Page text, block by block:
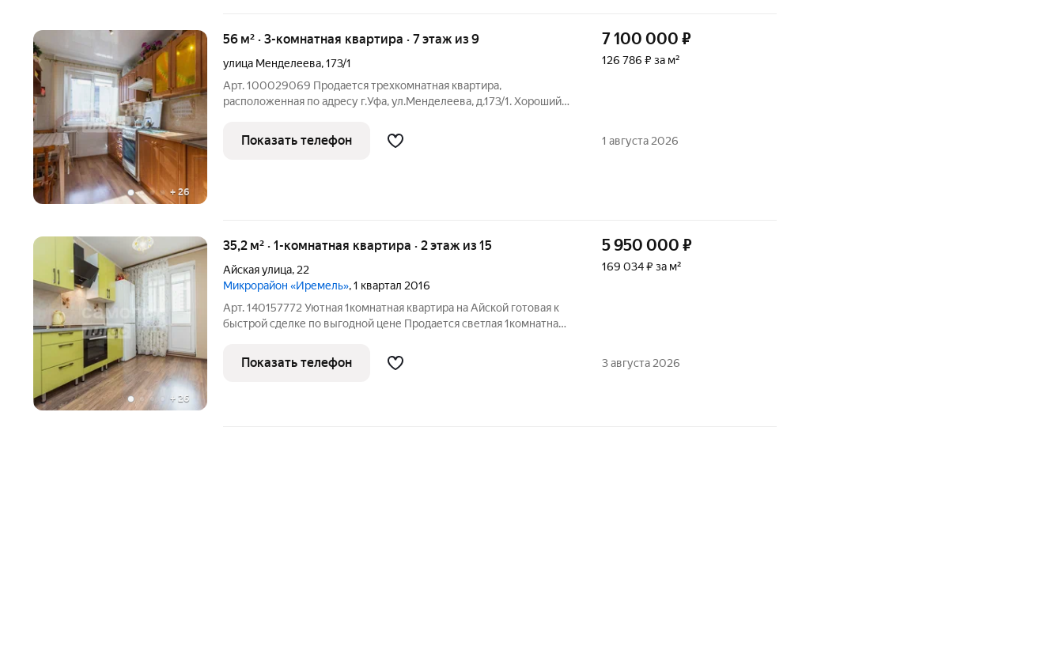
+ 26
56 м² · 3-комнатная квартира · 7 этаж из 9
улица Менделеева,173/1
Арт. 100029069 Продается трехкомнатная квартира,
расположенная по адресу г.Уфа, ул.Менделеева, д.173/1. Хороший
район, в шаговой доступности торговые центры Аркада и Чайка,
аптеки,
7 100 000 ₽
126 786 ₽ за м²
Показать телефон 1 августа 2026
+ 26
35,2 м² · 1-комнатная квартира · 2 этаж из 15
Айская улица, 22
Микрорайон «Иремель», 1 квартал 2016
Арт. 140157772 Уютная 1комнатная квартира на Айской готовая к
быстрой сделке по выгодной цене Продается светлая 1комнатная
Привлекательное предложение для первого жилья или
инвестиции:
5 950 000 ₽
169 034 ₽ за м²
Показать телефон 3 августа 2026